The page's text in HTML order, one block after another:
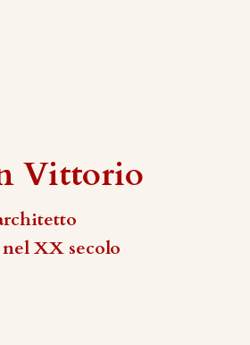
Vittorio
XX secolo